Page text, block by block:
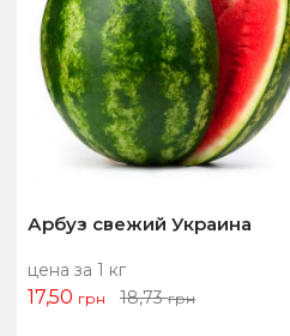
Арбуз свежий Украина
цена за 1 кг
17,50 грн 18,73грн